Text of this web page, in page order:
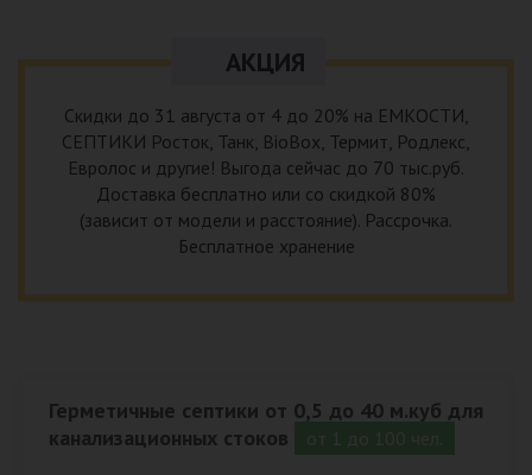
АКЦИЯ
Скидки до 31 августа от 4 до 20% на ЕМКОСТИ,
СЕПТИКИ Росток, Танк, BioBox, Термит, Родлекс,
Евролос и другие! Выгода сейчас до 70 тыс.руб.
Доставка бесплатно или со скидкой 80%
(зависит от модели и расстояние). Рассрочка.
Бесплатное хранение
Герметичные септики от 0,5 до 40 м.куб для
канализационных стоков